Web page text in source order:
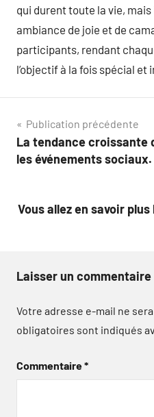
qui durent toute la vie,
ambiance de joie et de
participants, rendant
l’objectif à la fois spécial et
Navigation
de
Publication précédente
La tendance croissante
les événements sociaux.
Vous allez en savoir
Laisser un commentaire
Votre adresse e-mail ne
obligatoires sont indiqués
Commentaire*